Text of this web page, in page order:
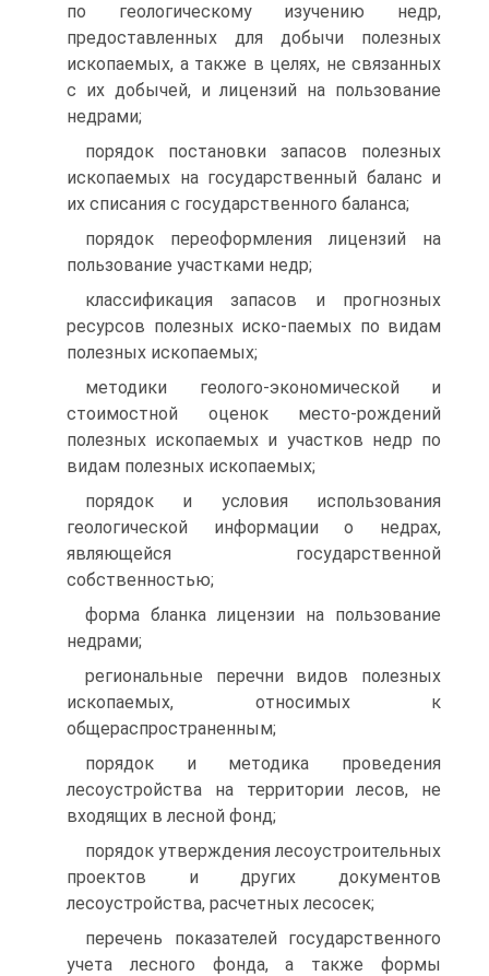
по геологическому изучению недр,
предоставленных для добычи полезных
ископаемых, а также в целях, не связанных
с их добычей, и лицензий на пользование
недрами;
порядок постановки запасов полезных
ископаемых на государственный баланс и
их списания с государственного баланса;
порядок переоформления лицензий на
пользование участками недр;
классификация запасов и прогнозных
ресурсов полезных иско-паемых по видам
полезных ископаемых;
методики геолого-экономической и
стоимостной оценок место-рождений
полезных ископаемых и участков недр по
видам полезных ископаемых;
порядок и условия использования
геологической информации о недрах,
являющейся государственной
собственностью;
форма бланка лицензии на пользование
недрами;
региональные перечни видов полезных
ископаемых, относимых к
общераспространенным;
порядок и методика проведения
лесоустройства на территории лесов, не
входящих в лесной фонд;
порядок утверждения лесоустроительных
проектов и других документов
лесоустройства, расчетных лесосек;
перечень показателей государственного
учета лесного фонда, а также формы